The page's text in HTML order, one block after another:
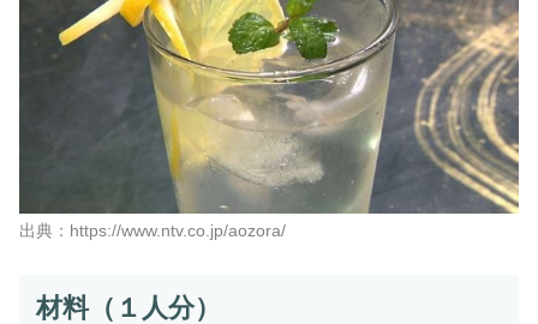
出典：https://www.ntv.co.jp/aozora/
材料（１人分）